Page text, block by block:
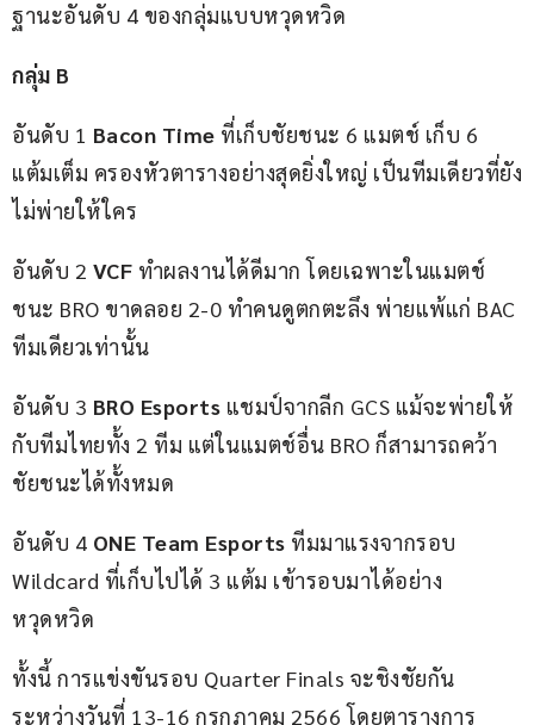
ฐานะอันดับ 4 ของกลุ่มแบบหวุดหวิด
กลุ่ม B
อันดับ 1 Bacon Time ที่เก็บชัยชนะ 6 แมตช์ เก็บ 6
แต้มเต็ม ครองหัวตารางอย่างสุดยิ่งใหญ่ เป็นทีมเดียวที่ยัง
ไม่พ่ายให้ใคร
อันดับ 2 VCF ทำผลงานได้ดีมาก โดยเฉพาะในแมตช์
ชนะ BRO ขาดลอย 2-0 ทำคนดูตกตะลึง พ่ายแพ้แก่ BAC
ทีมเดียวเท่านั้น
อันดับ 3 BRO Esports แชมป์จากลีก GCS แม้จะพ่ายให้
กับทีมไทยทั้ง 2 ทีม แต่ในแมตช์อื่น BRO ก็สามารถคว้า
ชัยชนะได้ทั้งหมด
อันดับ 4 ONE Team Esports ทีมมาแรงจากรอบ
Wildcard ที่เก็บไปได้ 3 แต้ม เข้ารอบมาได้อย่าง
หวุดหวิด
ทั้งนี้ การแข่งขันรอบ Quarter Finals จะชิงชัยกัน
ระหว่างวันที่ 13-16 กรกฎาคม 2566 โดยตารางการ